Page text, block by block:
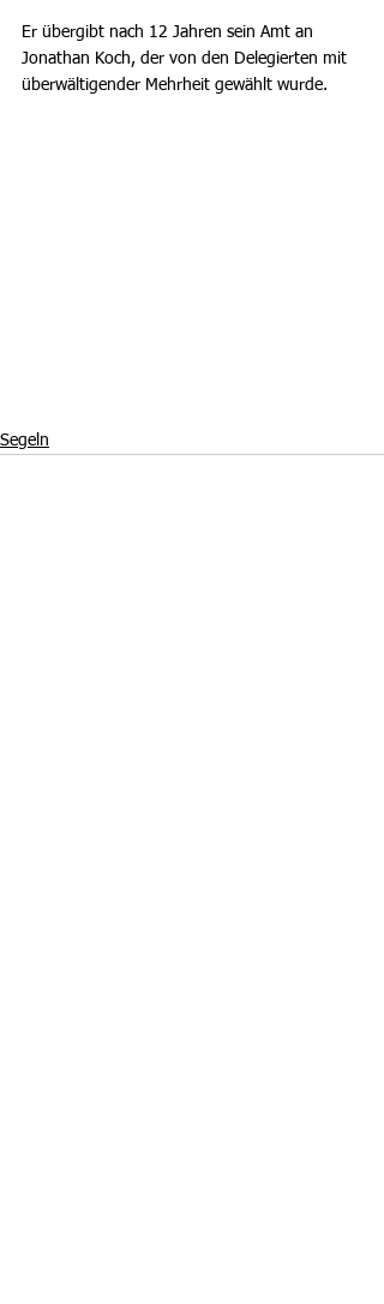
Er übergibt nach 12 Jahren sein Amt an
Jonathan Koch, der von den Delegierten mit
überwältigender Mehrheit gewählt wurde.
Segeln